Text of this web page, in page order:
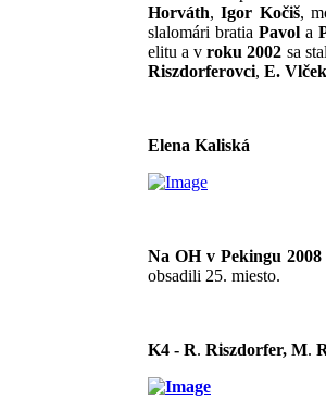
Horváth,Igor Kočiš,
slalomári bratiaPavol a
elitu a vroku 2002 sa
Riszdorferovci, E. Vlček
Elena Kaliská
Na OH v Pekingu 2008
obsadili 25. miesto.
K4 - R. Riszdorfer, M.